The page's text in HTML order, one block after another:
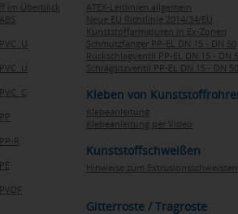
im Überblick
U
U
C
R
ATEX-Leitlinien allgemein
Neue EU Richtlinie 2014/34/EU
Kunststoffarmaturen in Ex-Zonen
Schmutzfänger PP-EL DN 15 - DN 50
Rückschlagventil PP-EL DN 15 - DN
Schrägsitzventil PP-EL DN 15 - DN 50
Kleben von
Klebeanleitung
Klebeanleitung per Video
Kunststoffschweißen
Hinweise zum Extrusionsschweissen
Gitterroste / Tragroste